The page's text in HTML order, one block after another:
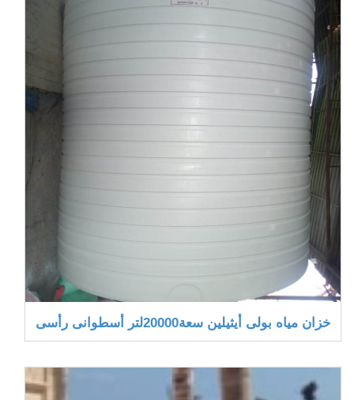
خزان مياه بولى أيثيلين سعة20000لتر أسطوانى رأسى